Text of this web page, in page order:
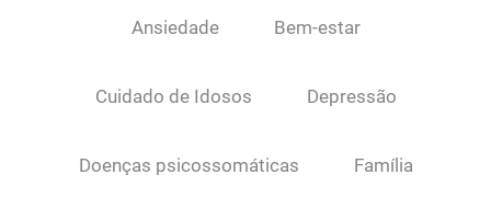
Ansiedade Bem-estar
Cuidado de Idosos Depressão
Doenças psicossomáticas Família